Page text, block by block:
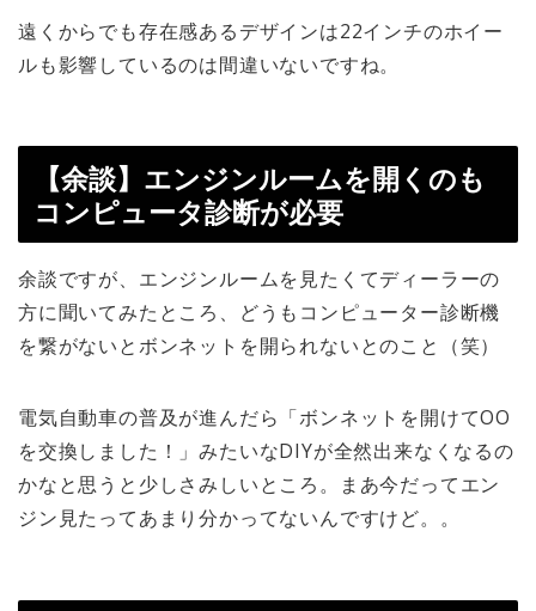
遠くからでも存在感あるデザインは22インチのホイー
ルも影響しているのは間違いないですね。
【余談】エンジンルームを開くのも
コンピュータ診断が必要
余談ですが、エンジンルームを見たくてディーラーの
方に聞いてみたところ、どうもコンピューター診断機
を繋がないとボンネットを開られないとのこと（笑）
電気自動車の普及が進んだら「ボンネットを開けてOO
を交換しました！」みたいなDIYが全然出来なくなるの
かなと思うと少しさみしいところ。まあ今だってエン
ジン見たってあまり分かってないんですけど。。